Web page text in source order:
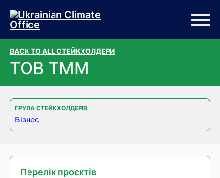
Перейти до основного вмісту
Перейти до нижньої частини сторінки
BACK TO ALL СТЕЙКХОЛДЕРИ
ТОВ ТММ
ГРУПА СТЕЙКХОЛДЕРІВ
Бізнес
Перелік проєктів